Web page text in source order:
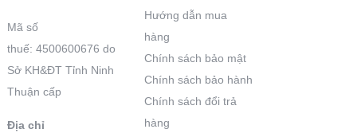
Mã số
thuế: 4500600676 do
Sở KH&ĐT Tỉnh Ninh
Thuận cấp
Địa chỉ
Hướng dẫn mua
hàng
Chính sách bảo mật
Chính sách bảo hành
Chính sách đổi trả
hàng